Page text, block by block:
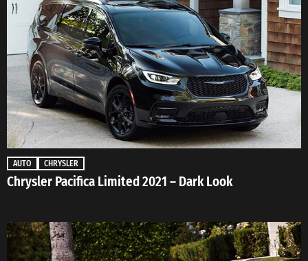
AUTO CHRYSLER
Chrysler Pacifica Limited 2021 – Dark Look